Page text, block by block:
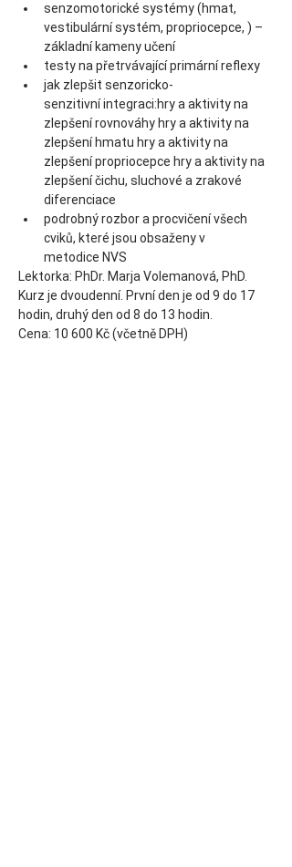
senzomotorické systémy (hmat,
vestibulární systém, propriocepce, ) –
základní kameny učení
testy na přetrvávající primární reflexy
jak zlepšit senzoricko-
senzitivní integraci:hry a aktivity na
zlepšení rovnováhy hry a aktivity na
zlepšení hmatu hry a aktivity na
zlepšení propriocepce hry a aktivity na
zlepšení čichu, sluchové a zrakové
diferenciace
podrobný rozbor a procvičení všech
cviků, které jsou obsaženy v
metodice NVS
Lektorka: PhDr. Marja Volemanová, PhD.
Kurz je dvoudenní. První den je od 9 do 17
hodin, druhý den od 8 do 13 hodin.
Cena: 10 600 Kč (včetně DPH)